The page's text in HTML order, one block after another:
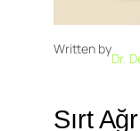
Written by
Dr.
Sırt